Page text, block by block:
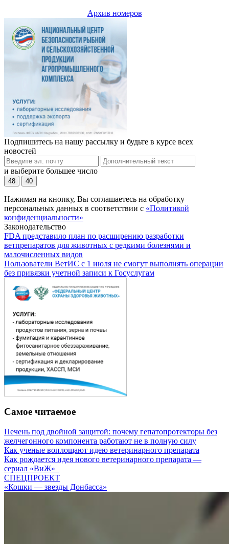
Архив номеров
Подпишитесь на нашу рассылку и будьте в курсе всех
новостей
и выберите большее число
48 40
Нажимая на кнопку, Вы соглашаетесь на обработку
персональных данных в соответствии с «Политикой
конфиденциальности»
Законодательство
FDA представило план по расширению разработки
ветпрепаратов для животных с редкими болезнями и
малочисленных видов
Пользователи ВетИС с 1 июля не смогут выполнять операции
без привязки учетной записи к Госуслугам
Самое читаемое
Печень под двойной защитой: почему гепатопротекторы без
желчегонного компонента работают не в полную силу
Как ученые воплощают идею ветеринарного препарата
Как рождается идея нового ветеринарного препарата —
сериал «ВиЖ»
СПЕЦПРОЕКТ
«Кошки — звезды Донбасса»